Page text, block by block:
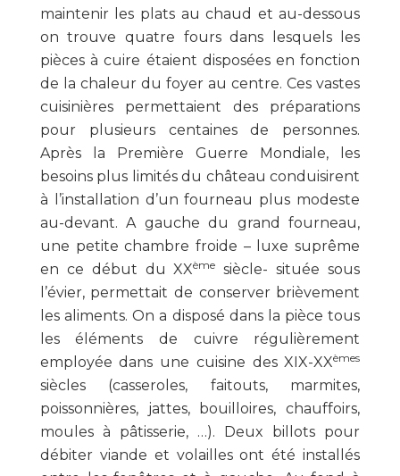
maintenir les plats au chaud et au-dessous
on trouve quatre fours dans lesquels les
pièces à cuire étaient disposées en fonction
de la chaleur du foyer au centre. Ces vastes
cuisinières permettaient des préparations
pour plusieurs centaines de personnes.
Après la Première Guerre Mondiale, les
besoins plus limités du château conduisirent
à l’installation d’un fourneau plus modeste
au-devant. A gauche du grand fourneau,
une petite chambre froide – luxe suprême
en ce début du XXème siècle- située sous
l’évier, permettait de conserver brièvement
les aliments. On a disposé dans la pièce tous
les éléments de cuivre régulièrement
employée dans une cuisine des XIX-XXèmes
siècles (casseroles, faitouts, marmites,
poissonnières, jattes, bouilloires, chauffoirs,
moules à pâtisserie, …). Deux billots pour
débiter viande et volailles ont été installés